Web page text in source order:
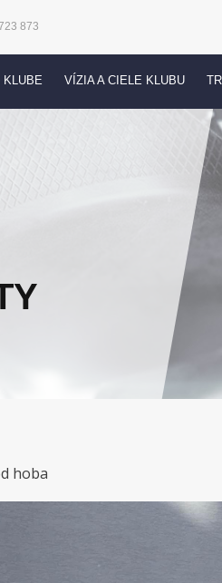
873
KLUBE VÍZIA A CIELE KLUBU
hoba